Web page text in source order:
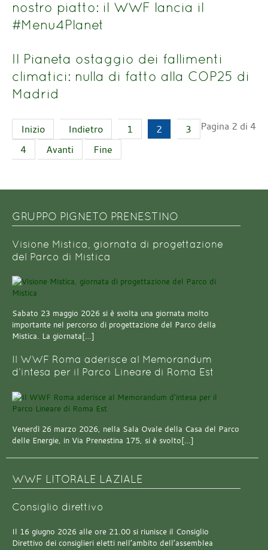
nostro piatto: il WWF lancia il
#Menu4Planet
Il Pianeta ostaggio dei fallimenti
climatici: nulla di fatto alla COP25 di
Madrid
Pagina 2 di 4
Inizio Indietro 1 2
3
4
Avanti Fine
GRUPPO PIGNETO PRENESTINO
Visione Mistica, giornata di progettazione
del Parco di Mistica
Sabato 23 maggio 2026 si è svolta una giornata molto
importante nel percorso di progettazione del Parco della
Mistica. La giornata[…]
Il WWF Roma aderisce al Memorandum
d’intesa per il Parco Lineare di Roma Est
Venerdì 26 marzo 2026, nella Sala Ovale della Casa del Parco
delle Energie, in Via Prenestina 175, si è svolto[…]
WWF LITORALE LAZIALE
Consiglio direttivo
Il 16 giugno 2026 alle ore 21.00 si riunisce il Consiglio
Direttivo dei consiglieri eletti nell’ambito dell’assemblea